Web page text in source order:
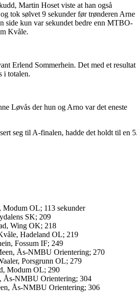
Martin Hoset viste at han også
tok sølvet 9 sekunder før trønderen Arne
side kun var sekundet bedre enn MTBO-
Kvåle.
Erlend Sommerhein. Det med et resultat
i totalen.
Løvås der hun og Arno var det eneste
seg til A-finalen, hadde det holdt til en
OL; 113 sekunder
SK; 209
Wing OK; 218
Hadeland OL; 219
Fossum IF; 249
Ås-NMBU Orientering; 270
Porsgrunn OL; 279
Modum OL; 290
Ås-NMBU Orientering; 304
Ås-NMBU Orientering; 306